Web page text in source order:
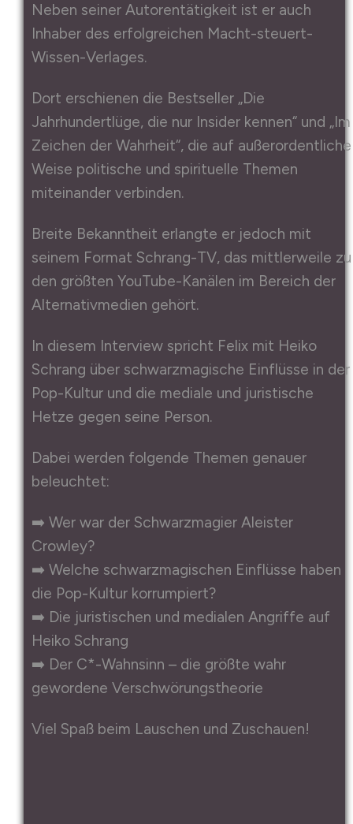
Neben seiner Autorentätigkeit ist er auch
Inhaber des erfolgreichen Macht-steuert-
Wissen-Verlages.
Dort erschienen die Bestseller „Die
Jahrhundertlüge, die nur Insider kennen“ und „Im
Zeichen der Wahrheit“, die auf außerordentliche
Weise politische und spirituelle Themen
miteinander verbinden.
Breite Bekanntheit erlangte er jedoch mit
seinem Format Schrang-TV, das mittlerweile zu
den größten YouTube-Kanälen im Bereich der
Alternativmedien gehört.
In diesem Interview spricht Felix mit Heiko
Schrang über schwarzmagische Einflüsse in der
Pop-Kultur und die mediale und juristische
Hetze gegen seine Person.
Dabei werden folgende Themen genauer
beleuchtet:
➡️ Wer war der Schwarzmagier Aleister
Crowley?
➡️ Welche schwarzmagischen Einflüsse haben
die Pop-Kultur korrumpiert?
➡️ Die juristischen und medialen Angriffe auf
Heiko Schrang
➡️ Der C*-Wahnsinn – die größte wahr
gewordene Verschwörungstheorie
Viel Spaß beim Lauschen und Zuschauen!